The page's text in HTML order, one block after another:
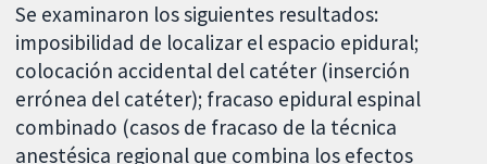
Se examinaron los siguientes resultados:
imposibilidad de localizar el espacio epidural;
colocación accidental del catéter (inserción
errónea del catéter); fracaso epidural espinal
combinado (casos de fracaso de la técnica
anestésica regional que combina los efectos